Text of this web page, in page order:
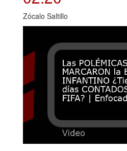
Zócalo Saltillo